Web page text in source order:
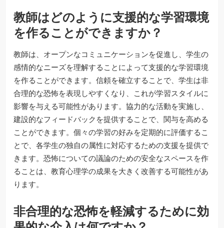
教師はどのように支援的な学習環境
を作ることができますか？
教師は、オープンなコミュニケーションを促進し、学生の
感情的なニーズを理解することによって支援的な学習環境
を作ることができます。信頼を確立することで、学生は非
合理的な恐怖を表現しやすくなり、これが学習スタイルに
影響を与える可能性があります。協力的な活動を実施し、
建設的なフィードバックを提供することで、関与を高める
ことができます。個々の学習の好みを定期的に評価するこ
とで、各学生の独自の属性に対応するための支援を提供で
きます。恐怖についての議論のための安全なスペースを作
ることは、教育心理学の成果を大きく改善する可能性があ
ります。
非合理的な恐怖を軽減するために効